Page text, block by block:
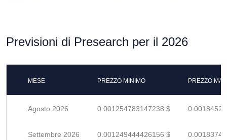
Previsioni di Presearch per il 2026
MESE PREZZO MINIMO PREZZO
Agosto 2026 0.001254783147238 $
Settembre 2026 0.001249444426156 $